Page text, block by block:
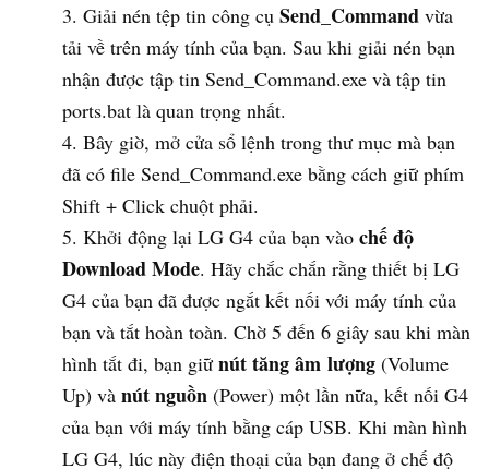
Giải nén tệp tin công cụ Send_Command vừa
tải về trên máy tính của bạn. Sau khi giải nén bạn
nhận được tập tin Send_Command.exe và tập tin
ports.bat là quan trọng nhất.
Bây giờ, mở cửa sổ lệnh trong thư mục mà bạn
đã có file Send_Command.exe bằng cách giữ phím
Shift + Click chuột phải.
Khởi động lại LG G4 của bạn vào chế độ
Download Mode. Hãy chắc chắn rằng thiết bị LG
G4 của bạn đã được ngắt kết nối với máy tính của
bạn và tắt hoàn toàn. Chờ 5 đến 6 giây sau khi màn
hình tắt đi, bạn giữnút tăng âm lượng (Volume
Up) và nút nguồn (Power) một lần nữa, kết nối G4
của bạn với máy tính bằng cáp USB. Khi màn hình
LG G4, lúc này điện thoại của bạn đang ở chế độ